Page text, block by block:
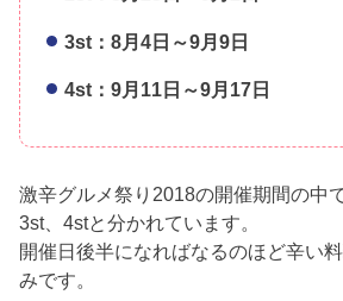
3st：8月4日～9月9日
4st：9月11日～9月17日
激辛グルメ祭り2018の開催期間の中
3st、4stと分かれています。
開催日後半になればなるのほど辛い
みです。